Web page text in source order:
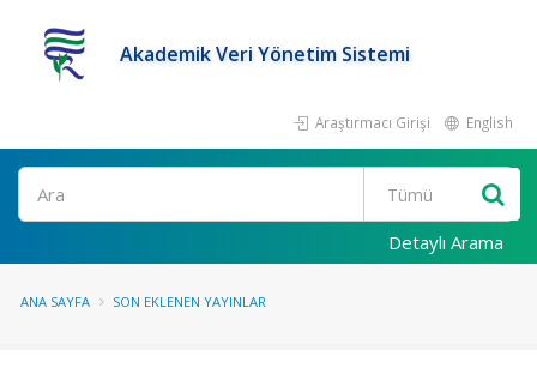
Akademik Veri Yönetim Sistemi
Araştırmacı Girişi English
Ara
Detaylı Arama
ANA SAYFA SON EKLENEN YAYINLAR